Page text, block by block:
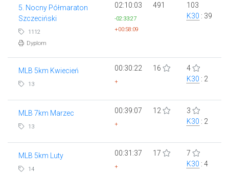
5. Nocny Półmaraton
Szczeciński
1112
Dyplom
02:10:03
-02:33:27
+00:58:09
491
103
K30 : 39
MLB 5km Kwiecień
13
00:30:22
+
16
4
K30 : 2
MLB 7km Marzec
13
00:39:07
+
12
3
K30 : 2
MLB 5km Luty
14
00:31:37
+
17
7
K30 : 4